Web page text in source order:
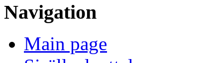
Navigation
Main page